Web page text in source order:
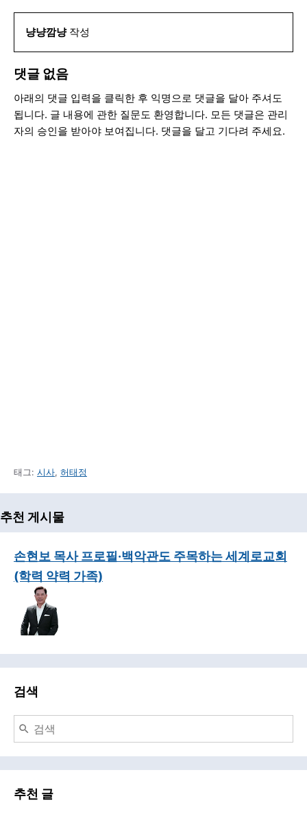
냥냥깜냥작성
댓글 없음
아래의 댓글 입력을 클릭한 후 익명으로 댓글을 달아 주셔도
됩니다. 글 내용에 관한 질문도 환영합니다. 모든 댓글은 관리
자의 승인을 받아야 보여집니다. 댓글을 달고 기다려 주세요.
태그: 시사, 허태정
추천 게시물
손현보 목사 프로필·백악관도 주목하는 세계로교회
(학력 약력 가족)
검색
추천 글